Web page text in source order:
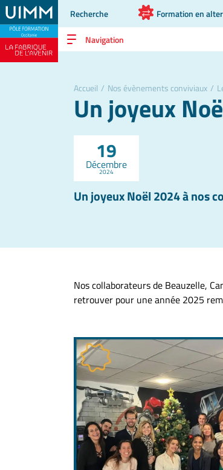
Recherche Formation en
Navigation
Accueil / Nos évènements conviviaux /
Un joyeux
19
Décembre
2024
Un joyeux Noël 2024 à nos
Nos collaborateurs de Beauzelle,
retrouver pour une année 2025